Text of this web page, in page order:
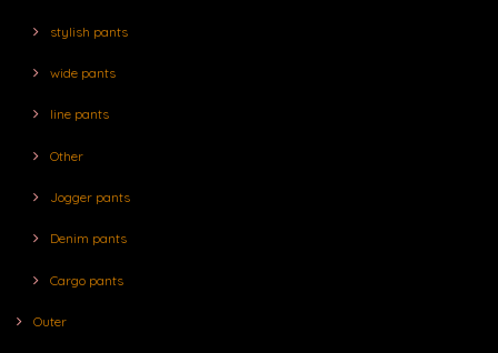
stylish pants
wide pants
line pants
Other
Jogger pants
Denim pants
Cargo pants
Outer